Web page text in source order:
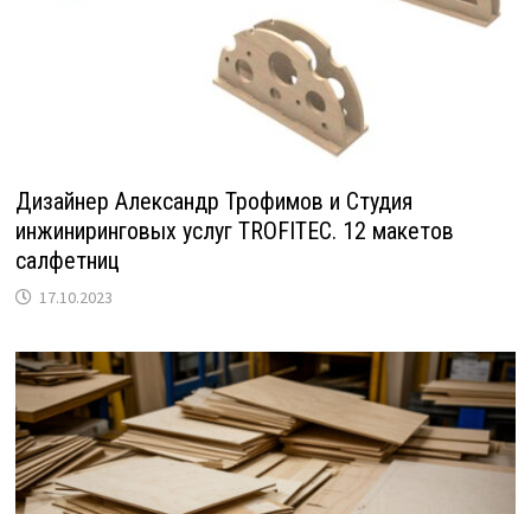
Дизайнер Александр Трофимов и Студия
инжиниринговых услуг TROFITEC. 12 макетов
салфетниц
17.10.2023